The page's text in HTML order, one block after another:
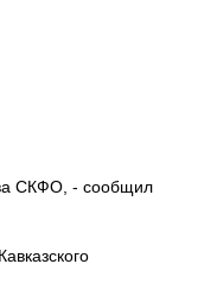
СКФО, - сообщил